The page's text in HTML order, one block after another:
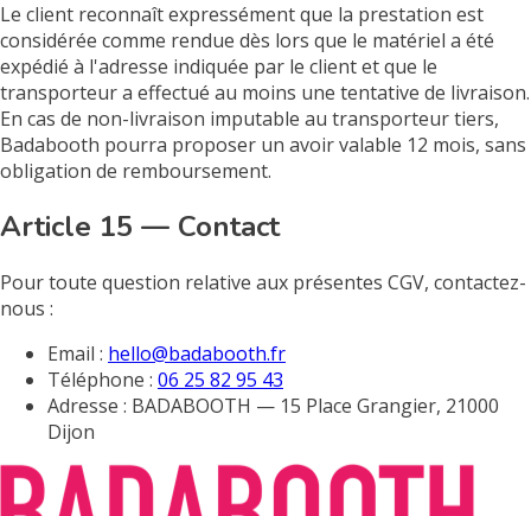
Le client reconnaît expressément que la prestation est
considérée comme rendue dès lors que le matériel a été
expédié à l'adresse indiquée par le client et que le
transporteur a effectué au moins une tentative de livraison.
En cas de non-livraison imputable au transporteur tiers,
Badabooth pourra proposer un avoir valable 12 mois, sans
obligation de remboursement.
Article 15 — Contact
Pour toute question relative aux présentes CGV, contactez-
nous :
Email : hello@badabooth.fr
Téléphone : 06 25 82 95 43
Adresse : BADABOOTH — 15 Place Grangier, 21000
Dijon